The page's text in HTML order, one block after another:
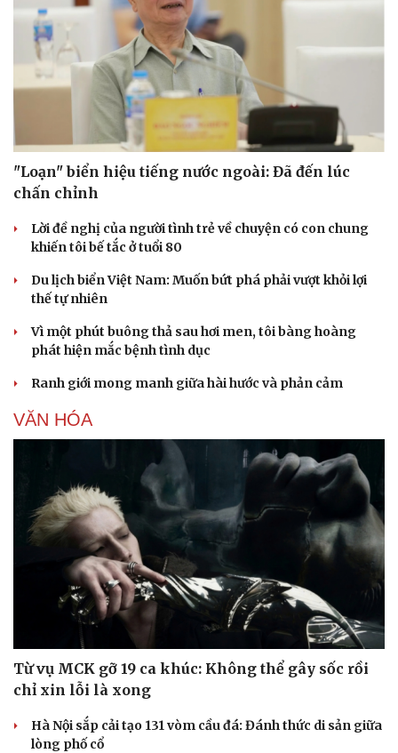
Nam khoa
Làm đẹp - giảm cân
Phòng mạch online
Ăn sạch sống khỏe
"Loạn" biển hiệu tiếng nước ngoài: Đã đến lúc
chấn chỉnh
Lời đề nghị của người tình trẻ về chuyện có con chung
khiến tôi bế tắc ở tuổi 80
Du lịch biển Việt Nam: Muốn bứt phá phải vượt khỏi lợi
thế tự nhiên
Vì một phút buông thả sau hơi men, tôi bàng hoàng
phát hiện mắc bệnh tình dục
Ranh giới mong manh giữa hài hước và phản cảm
VĂN HÓA
Từ vụ MCK gỡ 19 ca khúc: Không thể gây sốc rồi
chỉ xin lỗi là xong
Hà Nội sắp cải tạo 131 vòm cầu đá: Đánh thức di sản giữa
lòng phố cổ